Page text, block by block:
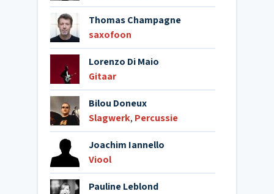
Thomas Champagne
saxofoon
Lorenzo Di Maio
Gitaar
Bilou Doneux
Slagwerk, Percussie
Joachim Iannello
Viool
Pauline Leblond